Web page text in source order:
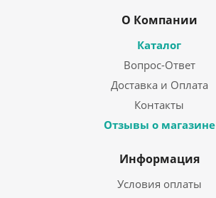
О Компании
Каталог
Вопрос-Ответ
Доставка и Оплата
Контакты
Отзывы о магазине
Информация
Условия оплаты